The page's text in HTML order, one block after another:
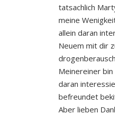
tatsachlich
meine
allein daran
Neuem mit dir
Meinereiner bin
daran
befreundet
Aber lieben